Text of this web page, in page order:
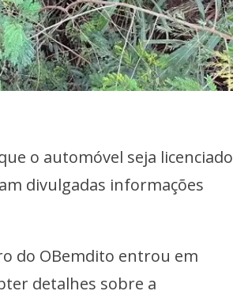
o automóvel seja licenciado
divulgadas informações
do OBemdito entrou em
detalhes sobre a